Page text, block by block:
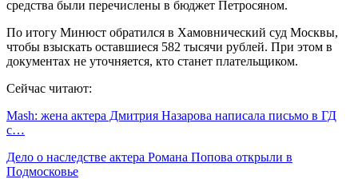
средства были перечислены в бюджет Петросяном.
По итогу Минюст обратился в Хамовнический суд Москвы,
чтобы взыскать оставшиеся 582 тысячи рублей. При этом в
документах не уточняется, кто станет плательщиком.
Сейчас читают:
Mash: жена актера Дмитрия Назарова написала письмо в ГД
с…
Дело о наследстве актера Романа Попова открыли в
Подмосковье